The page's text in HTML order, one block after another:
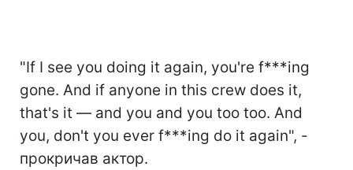
"If I see you doing it again, you're f***ing
gone. And if anyone in this crew does it,
that's it — and you and you too too. And
you, don't you ever f***ing do it again", -
прокричав актор.